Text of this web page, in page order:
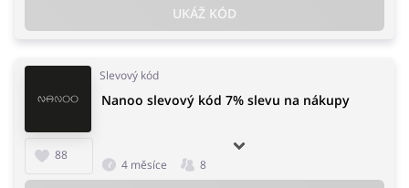
UKÁŽ KÓD
Slevový kód
88
Nanoo slevový kód 7% slevu na nákupy
4 měsíce 8